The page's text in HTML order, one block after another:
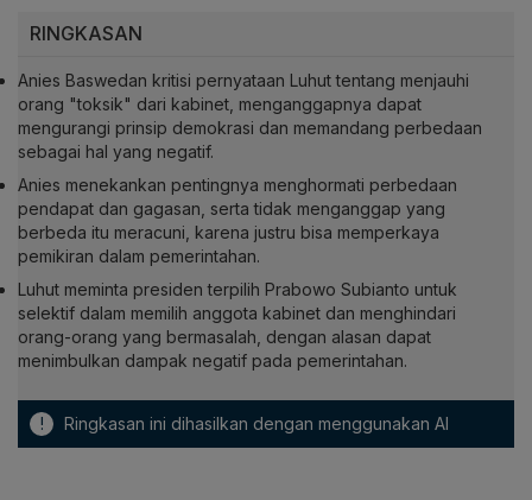
RINGKASAN
Anies Baswedan kritisi pernyataan Luhut tentang menjauhi
orang "toksik" dari kabinet, menganggapnya dapat
mengurangi prinsip demokrasi dan memandang perbedaan
sebagai hal yang negatif.
Anies menekankan pentingnya menghormati perbedaan
pendapat dan gagasan, serta tidak menganggap yang
berbeda itu meracuni, karena justru bisa memperkaya
pemikiran dalam pemerintahan.
Luhut meminta presiden terpilih Prabowo Subianto untuk
selektif dalam memilih anggota kabinet dan menghindari
orang-orang yang bermasalah, dengan alasan dapat
menimbulkan dampak negatif pada pemerintahan.
! Ringkasan ini dihasilkan dengan menggunakan AI